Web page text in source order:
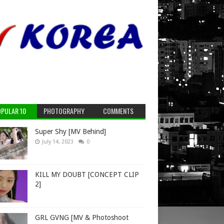
10 PHOTOGRAPHY COMMENTS
Super Shy [MV Behind]
July 14, 2023 0
KILL MY DOUBT [CONCEPT CLIP
2]
GRL GVNG [MV & Photoshoot